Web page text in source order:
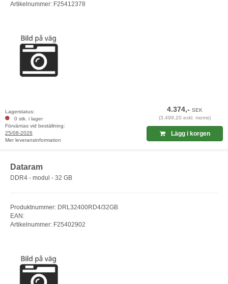
Artikelnummer: F25412378
Lagerstatus:
0 stk. i lager
Förväntas vid beställning:
25/08-2026
Mer leveransinformation
4.374,-SEK
(3.499,20 exkl. moms)
Lägg i korgen
Dataram
DDR4 - modul - 32 GB
Produktnummer: DRL32400RD4/32GB
EAN:
Artikelnummer: F25402902